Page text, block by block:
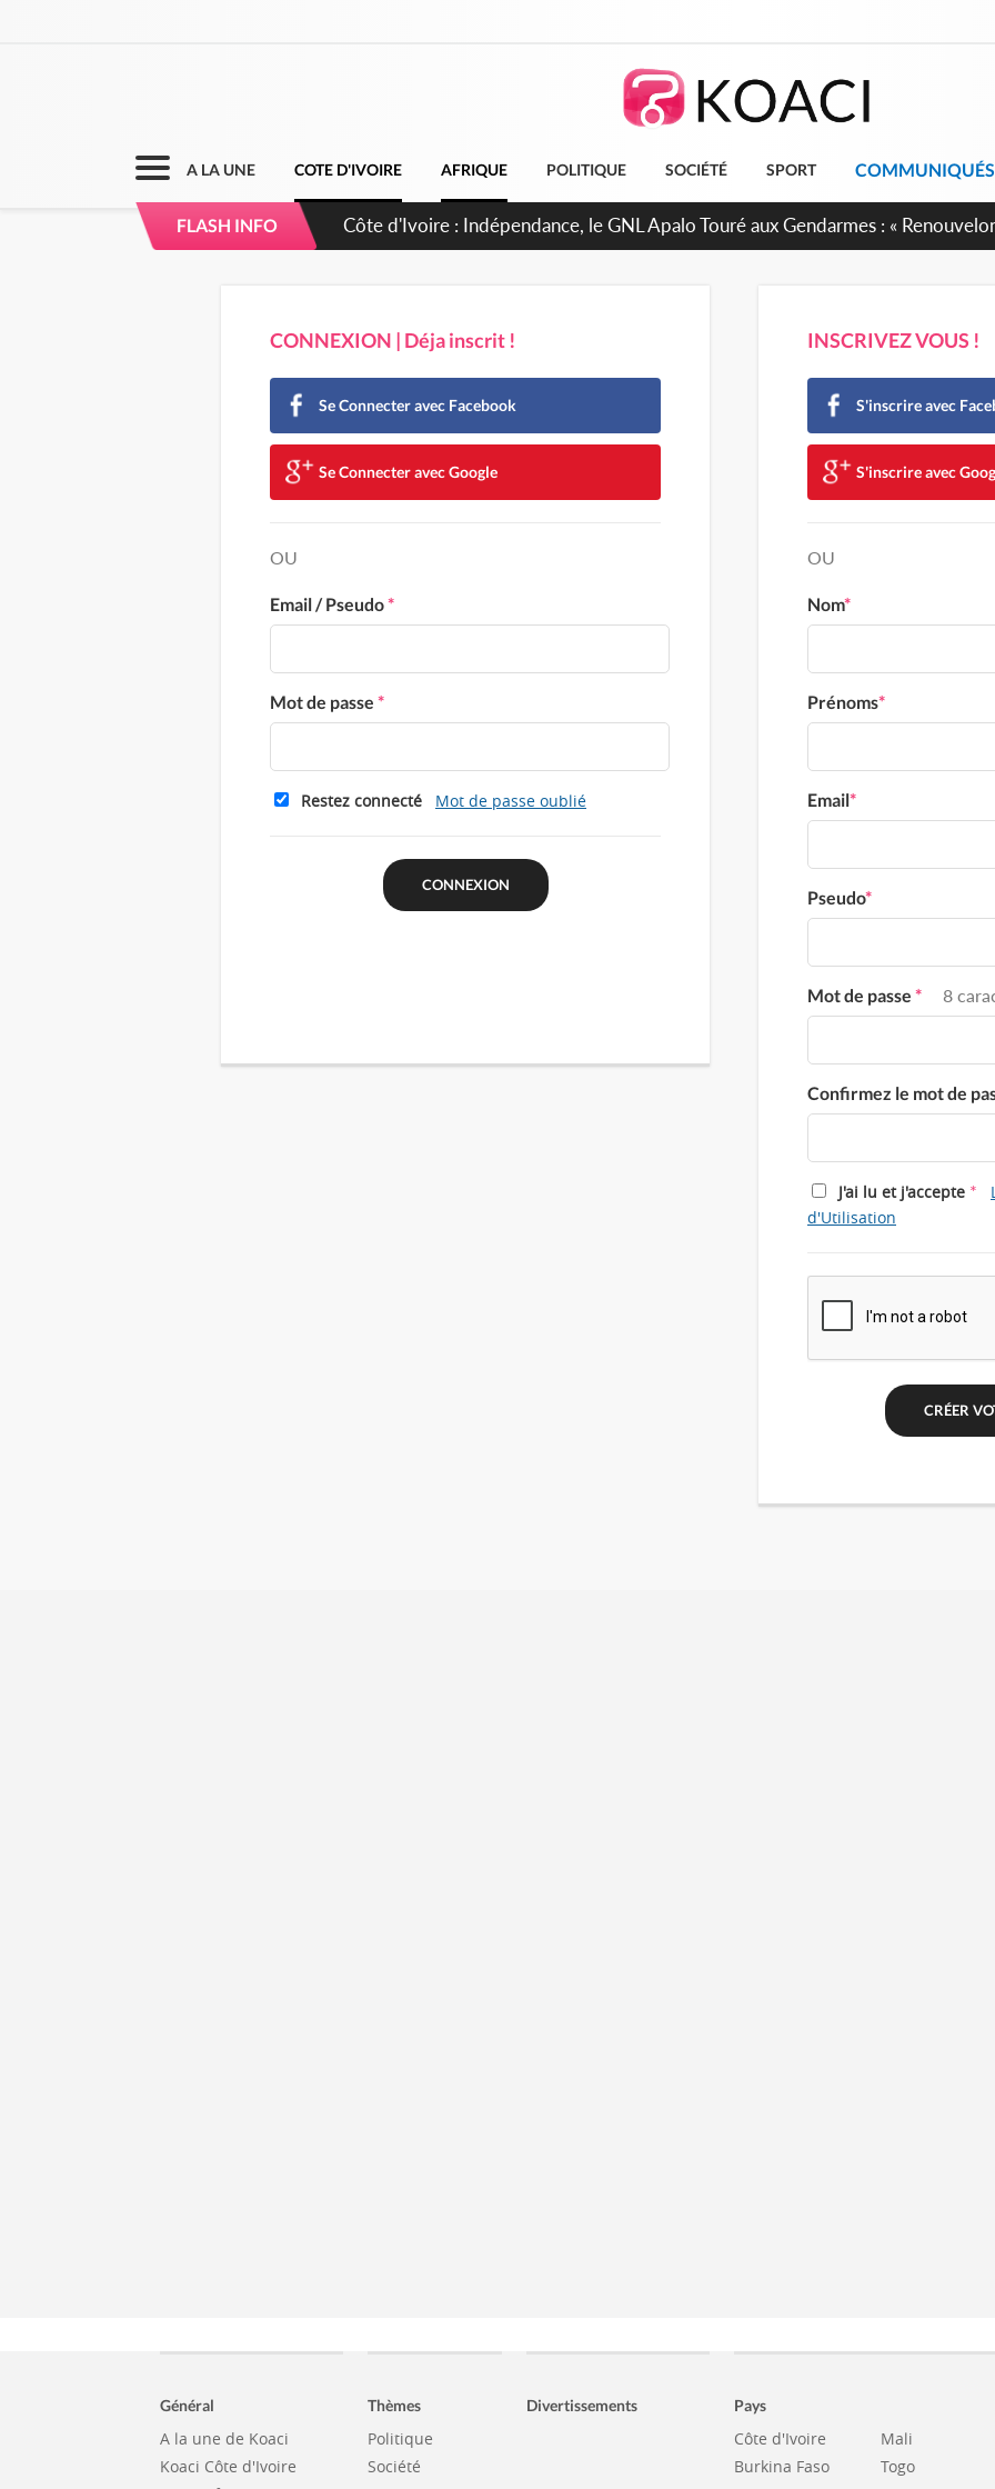
A LA UNE COTE D'IVOIRE AFRIQUE POLITIQUE SOCIÉTÉ SPORT COMMUNIQUÉS
FLASH INFO
Côte d'Ivoire : Indépendance, le GNL Apalo Touré aux Gendarmes : «
CONNEXION | Déja inscrit !
Se Connecter avec Facebook
Se Connecter avec Google
OU
Email / Pseudo*
Mot de passe *
Restez connecté Mot de passe oublié
INSCRIVEZ VOUS !
S'inscrire avec
S'inscrire avec
OU
Nom*
Prénoms*
Email*
Pseudo*
Mot de passe * 8
Confirmez le mot de
J'ai lu et j'accepte *
d'Utilisation
Général
A la une de Koaci
Koaci Côte d'Ivoire
Thèmes
Politique
Société
Divertissements Pays
Côte d'Ivoire
Burkina Faso
Mali
Togo